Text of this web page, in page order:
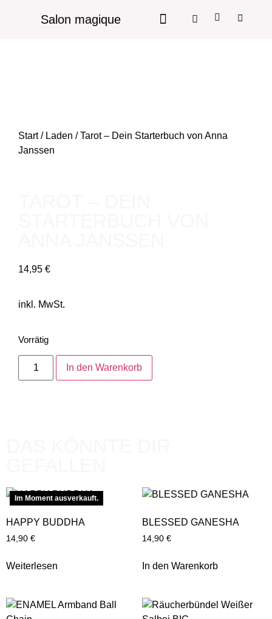
Salon magique
Start/ Laden / Tarot – Dein Starterbuch von Anna
Janssen
14,95 €
inkl. MwSt.
Vorrätig
In den Warenkorb
Im Moment ausverkauft.
HAPPY BUDDHA
14,90 €
Weiterlesen
BLESSED GANESHA
14,90 €
In den Warenkorb